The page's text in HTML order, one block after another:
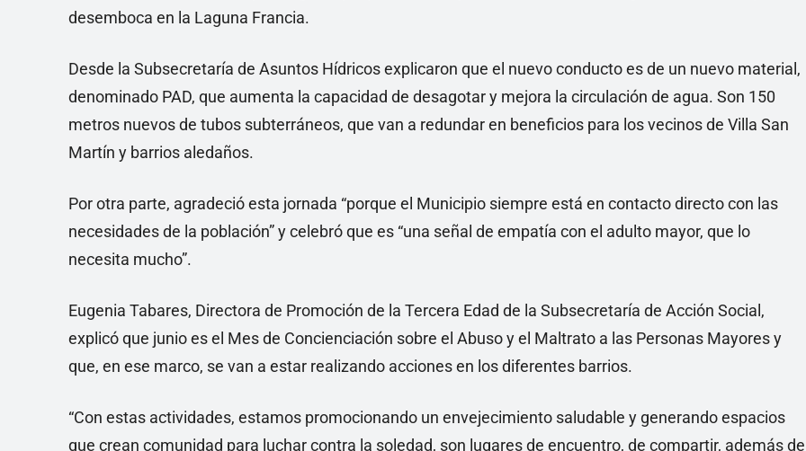
desemboca en la Laguna Francia.
Desde la Subsecretaría de Asuntos Hídricos explicaron que el nuevo conducto es de un nuevo material,
denominado PAD, que aumenta la capacidad de desagotar y mejora la circulación de agua. Son 150
metros nuevos de tubos subterráneos, que van a redundar en beneficios para los vecinos de Villa San
Martín y barrios aledaños.
Por otra parte, agradeció esta jornada “porque el Municipio siempre está en contacto directo con las
necesidades de la población” y celebró que es “una señal de empatía con el adulto mayor, que lo
necesita mucho”.
Eugenia Tabares, Directora de Promoción de la Tercera Edad de la Subsecretaría de Acción Social,
explicó que junio es el Mes de Concienciación sobre el Abuso y el Maltrato a las Personas Mayores y
que, en ese marco, se van a estar realizando acciones en los diferentes barrios.
“Con estas actividades, estamos promocionando un envejecimiento saludable y generando espacios
que crean comunidad para luchar contra la soledad, son lugares de encuentro, de compartir, además de